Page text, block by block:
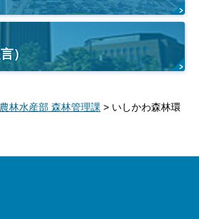
）
農林水産部 森林管理課 > いしかわ森林環